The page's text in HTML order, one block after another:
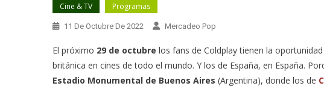
Cine & TV Programas
11 De Octubre De 2022 Mercadeo Pop
El próximo 29 de octubre los fans de Coldplay tienen la
británica en cines de todo el mundo. Y los de España, en España.
Estadio Monumental de Buenos Aires (Argentina), donde los de